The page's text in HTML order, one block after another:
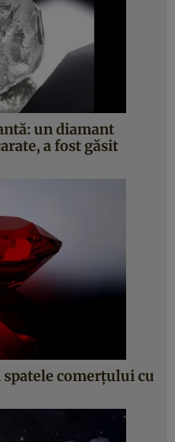
un diamant
a fost găsit
comerţului cu